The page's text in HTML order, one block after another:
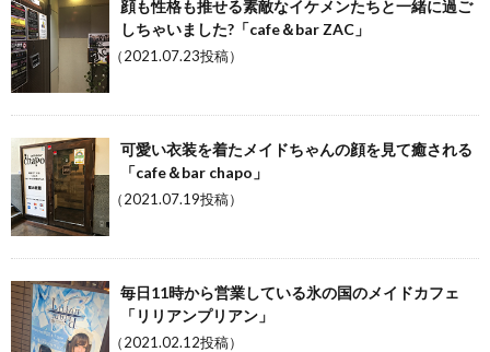
顔も性格も推せる素敵なイケメンたちと一緒に過ご
しちゃいました?「cafe＆bar ZAC」
（2021.07.23投稿）
可愛い衣装を着たメイドちゃんの顔を見て癒される
「cafe＆bar chapo」
（2021.07.19投稿）
毎日11時から営業している氷の国のメイドカフェ
「リリアンプリアン」
（2021.02.12投稿）